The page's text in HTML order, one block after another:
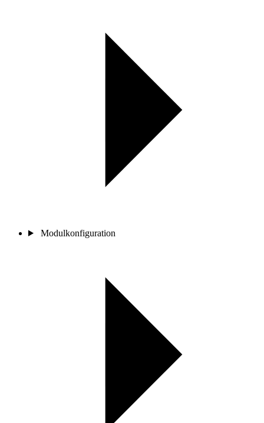
Modulkonfiguration